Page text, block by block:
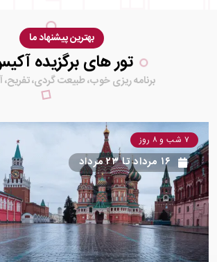
بهترین پیشنهاد ما
تور های برگزیده
برنامه ریزی خوب، طبیعت گردی،
۷ شب و ۸ روز
۱۶ مرداد تا۲۳ مرداد